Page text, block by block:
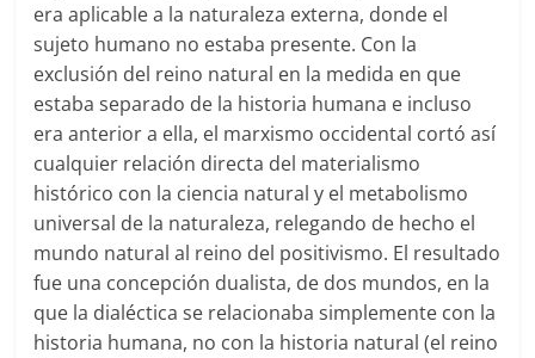
era aplicable a la naturaleza externa, donde el
sujeto humano no estaba presente. Con la
exclusión del reino natural en la medida en que
estaba separado de la historia humana e incluso
era anterior a ella, el marxismo occidental cortó así
cualquier relación directa del materialismo
histórico con la ciencia natural y el metabolismo
universal de la naturaleza, relegando de hecho el
mundo natural al reino del positivismo. El resultado
fue una concepción dualista, de dos mundos, en la
que la dialéctica se relacionaba simplemente con la
historia humana, no con la historia natural (el reino